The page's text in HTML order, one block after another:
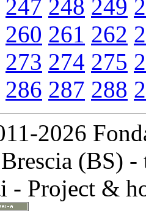
247 248 249
260 261 262
273 274 275
286 287 288
2026
(BS)
- Project &